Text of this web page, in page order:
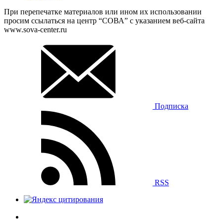
При перепечатке материалов или ином их использовании
просим ссылаться на центр “СОВА” с указанием веб-сайта
www.sova-center.ru
Подписка
RSS